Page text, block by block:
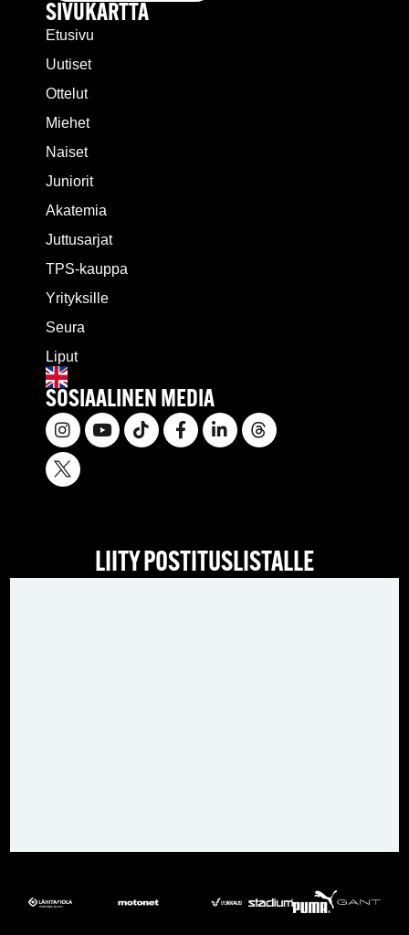
SIVUKARTTA
Etusivu
Uutiset
Ottelut
Miehet
Naiset
Juniorit
Akatemia
Juttusarjat
TPS-kauppa
Yrityksille
Seura
Liput
SOSIAALINEN MEDIA
LIITY POSTITUSLISTALLE